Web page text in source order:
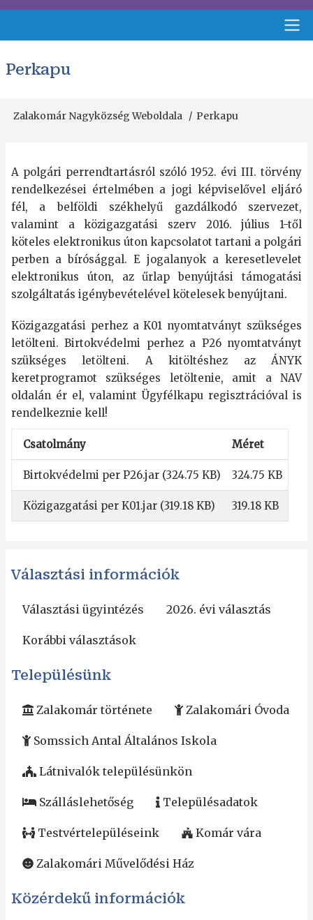
Ugrás
Fejléc
Perkapu
Morzsa
Zalakomár Nagyközség Weboldala Perkapu
A polgári perrendtartásról szóló 1952. évi III. törvény
rendelkezései értelmében a jogi képviselővel eljáró
fél, a belföldi székhelyű gazdálkodó szervezet,
valamint a közigazgatási szerv 2016. július 1-től
köteles elektronikus úton kapcsolatot tartani a polgári
perben a bírósággal. E jogalanyok a keresetlevelet
elektronikus úton, az űrlap benyújtási támogatási
szolgáltatás igénybevételével kötelesek benyújtani.
Közigazgatási perhez a K01 nyomtatványt szükséges
letölteni. Birtokvédelmi perhez a P26 nyomtatványt
szükséges letölteni. A kitöltéshez az ÁNYK
keretprogramot szükséges letöltenie, amit a NAV
oldalán ér el, valamint Ügyfélkapu regisztrációval is
rendelkeznie kell!
Csatolmány Méret
Birtokvédelmi per P26.jar (324.75 KB) 324.75 KB
Közigazgatási per K01.jar (319.18 KB) 319.18 KB
Választási információk
Választási ügyintézés 2026. évi választás
Korábbi választások
Településünk
Zalakomár története Zalakomári Óvoda
Somssich Antal Általános Iskola
Látnivalók településünkön
Szálláslehetőség Településadatok
Testvértelepüléseink Komár vára
Zalakomári Művelődési Ház
Közérdekű információk